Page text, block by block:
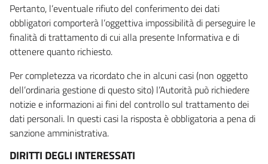
Pertanto, l’eventuale rifiuto del conferimento dei dati
obbligatori comporterà l’oggettiva impossibilità di perseguire le
finalità di trattamento di cui alla presente Informativa e di
ottenere quanto richiesto.
Per completezza va ricordato che in alcuni casi (non oggetto
dell’ordinaria gestione di questo sito) l’Autorità può richiedere
notizie e informazioni ai fini del controllo sul trattamento dei
dati personali. In questi casi la risposta è obbligatoria a pena di
sanzione amministrativa.
DIRITTI DEGLI INTERESSATI